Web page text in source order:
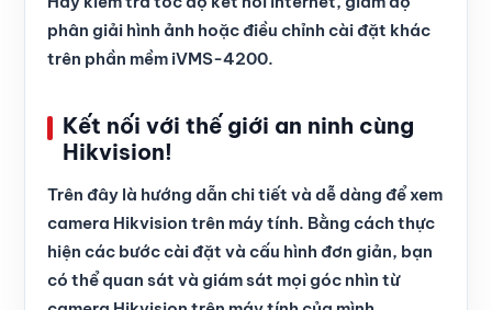
phân giải hình ảnh hoặc điều chỉnh cài đặt khác
trên phần mềm iVMS-4200.
Kết nối với thế giới an ninh cùng
Hikvision!
Trên đây là hướng dẫn chi tiết và dễ dàng để xem
camera Hikvision trên máy tính. Bằng cách thực
hiện các bước cài đặt và cấu hình đơn giản, bạn
có thể quan sát và giám sát mọi góc nhìn từ